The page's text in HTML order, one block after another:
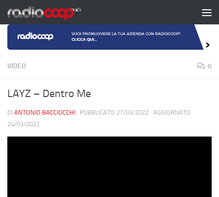
Salta al contenuto
VIDEO 0
LAYZ – Dentro Me
DI ANTONIO BACCIOCCHI · PUBBLICATO 27/03/2022 · AGGIORNATO
24/03/2022